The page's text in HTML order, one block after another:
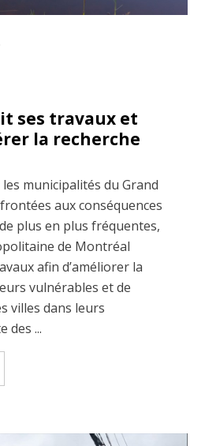
ses travaux et
la recherche
municipalités du Grand
aux conséquences
plus en plus fréquentes,
de Montréal
afin d’améliorer la
vulnérables et de
villes dans leurs
des ...